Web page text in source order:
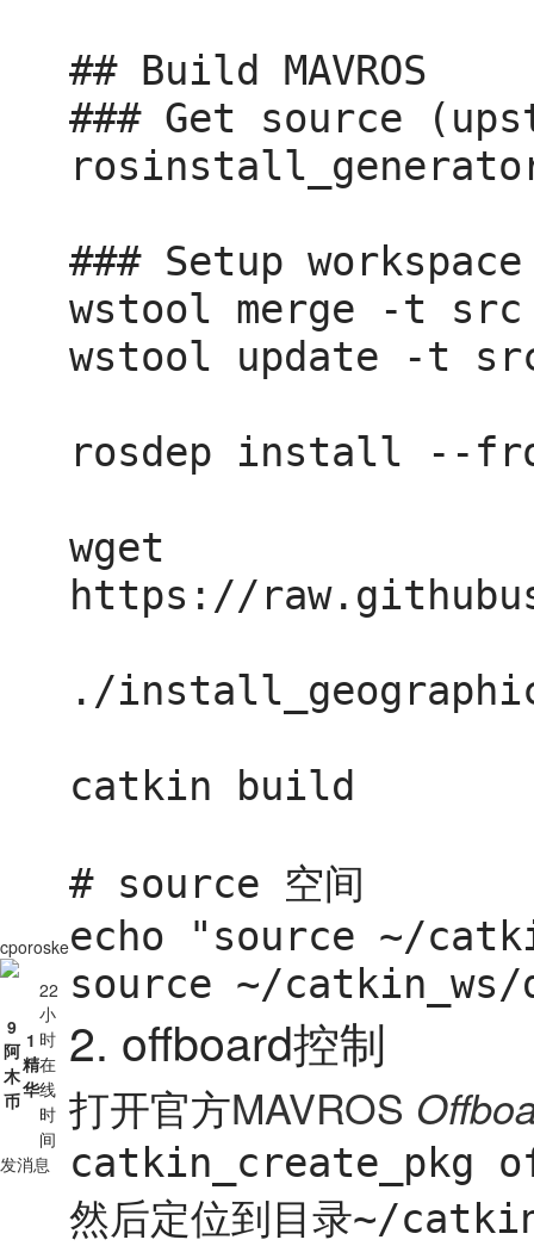
cporoske
9
阿
木
币
1
精
华
22
小
时
在
线
时
间
发消息
## Build MAVROS
### Get source
### Setup
wstool merge -t
wstool update -t
rosdep install --
wget
https://
./
catkin build
# source 空间
echo "source ~/
source ~/
2. offboard控制
打开官方MAVROS
catkin_create_pkg
然后定位到目录~/